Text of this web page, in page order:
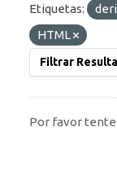
Etiquetas:
HTML
Filtrar
Por favor tente